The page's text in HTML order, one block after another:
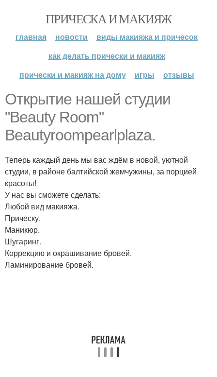
ПРИЧЕСКА И МАКИЯЖ
главная новости
виды макияжа и причесок
как делать прически и макияж
прически и макияж на дому
игры отзывы
Открытие нашей студии
"Beauty Room"
Beautyroompearlplaza.
Теперь каждый день мы вас ждём в новой, уютной
студии, в районе балтийской жемчужины, за порцией
красоты!
У нас вы сможете сделать:
Любой вид макияжа.
Прическу.
Маникюр.
Шугаринг.
Коррекцию и окрашивание бровей.
Ламинирование бровей.